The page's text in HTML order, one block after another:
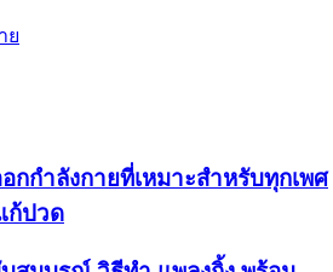
ย
กกำลังกายที่เหมาะสำหรับทุกเพศ
ก้ปวด